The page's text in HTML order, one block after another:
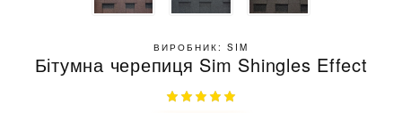
ВИРОБНИК: SIM
Бітумна черепиця Sim Shingles Effect